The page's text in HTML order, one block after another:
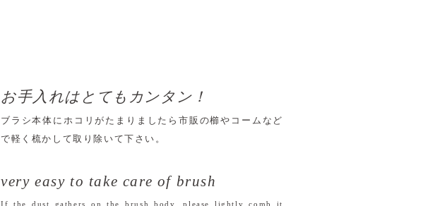
お手入れはとてもカンタン！
ブラシ本体にホコリがたまりましたら市販の櫛やコームなど
で軽く梳かして取り除いて下さい。
very easy to take care of brush
If the dust gathers on the brush body, please lightly comb it